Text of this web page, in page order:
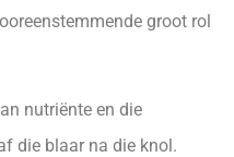
groot rol
nutriënte en die
die blaar na die knol.